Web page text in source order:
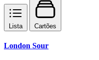
Lista Cartões
London Sour